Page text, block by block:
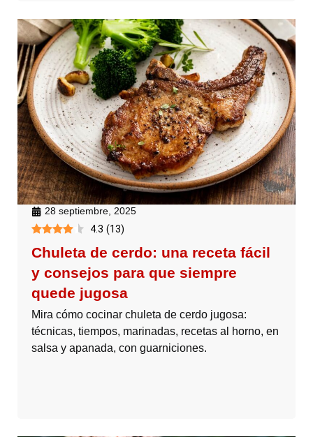
28 septiembre, 2025
4.3 (13)
Chuleta de cerdo: una receta fácil
y consejos para que siempre
quede jugosa
Mira cómo cocinar chuleta de cerdo jugosa:
técnicas, tiempos, marinadas, recetas al horno, en
salsa y apanada, con guarniciones.